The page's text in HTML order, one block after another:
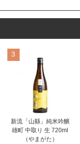
3
新流「山縣」純米吟醸
雄町 中取り 生 720ml
（やまがた）